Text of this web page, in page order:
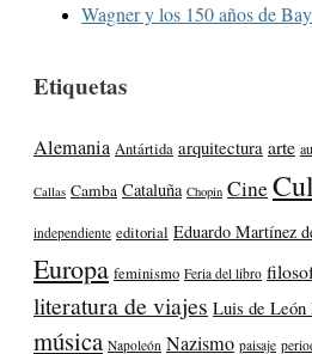
Wagner y los 150 años de
Etiquetas
Alemania Antártida arquitectura arte
Callas Camba Cataluña Chopin Cine
independiente editorial Eduardo Martínez
Europa feminismo Feria del libro
literatura de viajes Luis de León
música Napoleón Nazismo paisaje